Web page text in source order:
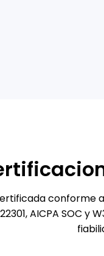
conforme
22301, AICPA SOC